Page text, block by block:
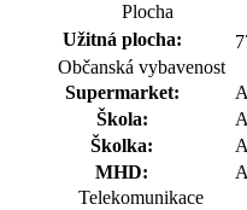
Plocha
Užitná plocha:
Občanská vybavenost
Supermarket:
Škola:
Školka:
MHD:
Telekomunikace